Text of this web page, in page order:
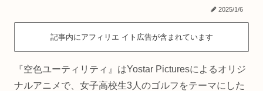
2025/1/6
記事内にアフィリエ イト広告が含まれています
『空色ユーティリティ』はYostar Picturesによるオリジ
ナルアニメで、女子高校生3人のゴルフをテーマにした